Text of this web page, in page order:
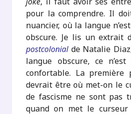
pour la comprendre. Il
nuancier, où la langue
obscure. Je lis un extrait
postcolonialde Natalie
langue obscure, ce
confortable. La première
devrait être où met-on le
de fascisme ne sont pas
quand on met le curseur